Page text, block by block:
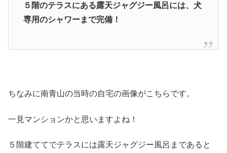
５階のテラスにある露天ジャグジー風呂には、犬
専用のシャワーまで完備！
ちなみに南青山の当時の自宅の画像がこちらです。
一見マンションかと思いますよね！
５階建ててでテラスには露天ジャグジー風呂まであると